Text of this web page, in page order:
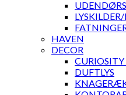
HAVEN
DECOR
CURIOSITY
DUFTLYS